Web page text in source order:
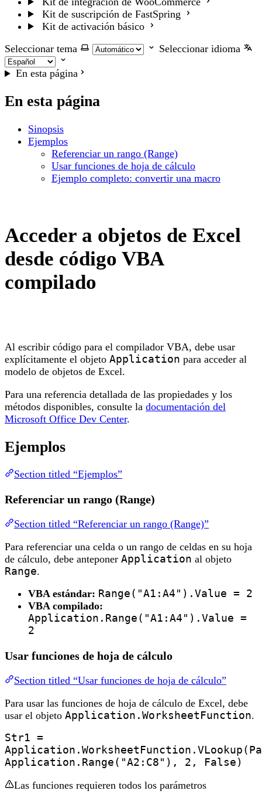
Kit de suscripción de FastSpring
Kit de activación básico
Seleccionar tema
Seleccionar idioma
En esta página
En esta página
Sinopsis
Ejemplos
Referenciar un rango (Range)
Usar funciones de hoja de cálculo
Ejemplo completo: convertir una macro
Acceder a objetos de Excel
desde código VBA
compilado
Al escribir código para el compilador VBA, debe usar
explícitamente el objeto Application para acceder al
modelo de objetos de Excel.
Para una referencia detallada de las propiedades y los
métodos disponibles, consulte la documentación del
Microsoft Office Dev Center.
Ejemplos
Section titled “Ejemplos”
Referenciar un rango (Range)
Section titled “Referenciar un rango (Range)”
Para referenciar una celda o un rango de celdas en su hoja
de cálculo, debe anteponer Application al objeto
Range.
VBA estándar: Range("A1:A4").Value = 2
VBA compilado:
Application.Range("A1:A4").Value =
2
Usar funciones de hoja de cálculo
Section titled “Usar funciones de hoja de cálculo”
Para usar las funciones de hoja de cálculo de Excel, debe
usar el objeto Application.WorksheetFunction.
Str1 =
Application.Range("A2:C8"), 2, False)
Las funciones requieren todos los parámetros